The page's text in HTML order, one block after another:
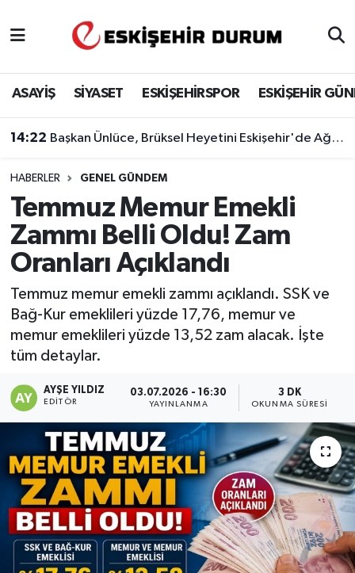
ASAYİŞ SİYASET ESKİŞEHİRSPOR ESKİŞEHİR
14:22 Başkan Ünlüce, Brüksel Heyetini Eskişehir'de Ağırladı
HABERLER GENEL GÜNDEM
Temmuz Memur Emekli
Zammı Belli Oldu! Zam
Oranları Açıklandı
Temmuz memur emekli zammı açıklandı. SSK ve
Bağ-Kur emeklileri yüzde 17,76, memur ve
memur emeklileri yüzde 13,52 zam alacak. İşte
tüm detaylar.
AYŞE YILDIZ
EDITÖR
03.07.2026 - 16:30
YAYINLANMA
3 DK
OKUNMA SÜRESI
Eskişehir Hava Durumu
Eskişehir Namaz Vakitleri
Eskişehir Trafik Yoğunluk Haritası
Süper Lig Puan Durumu ve Fikstür
Tüm Manşetler
Son Dakika Haberleri
Haber Arşivi